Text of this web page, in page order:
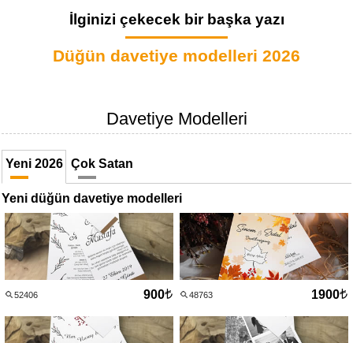
İlginizi çekecek bir başka yazı
Düğün davetiye modelleri 2026
Davetiye Modelleri
Yeni 2026 Çok Satan
Yeni düğün davetiye modelleri
52406 900 48763 1900